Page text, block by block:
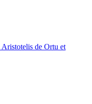
de Ortu et